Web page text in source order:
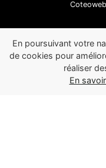
En poursuivant votre
de cookies pour
réaliser
En